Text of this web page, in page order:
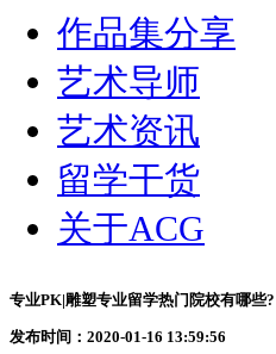
作品集分享
艺术导师
艺术资讯
留学干货
关于ACG
专业PK|雕塑专业留学热门院校有哪些?
发布时间：2020-01-16 13:59:56